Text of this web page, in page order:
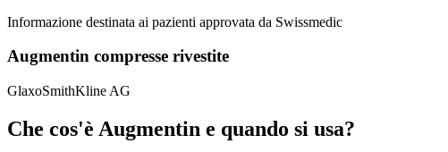
Informazione destinata ai pazienti approvata da Swissmedic
Augmentin compresse rivestite
GlaxoSmithKline AG
Che cos'è Augmentin e quando si usa?